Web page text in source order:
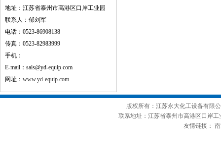
地址：江苏省泰州市高港区口岸工业园
联系人：郁刘军
电话：0523-86908138
传真：0523-82983999
手机：
E-mail：sals@yd-equip.com
网址： www.yd-equip.com
版权所有：江苏永大化工设备有限
联系地址：江苏省泰州市高港区口岸工
友情链接：